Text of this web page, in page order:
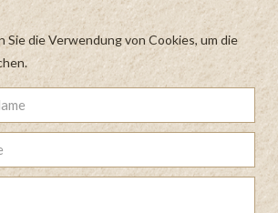
Sie die Verwendung von Cookies, um die